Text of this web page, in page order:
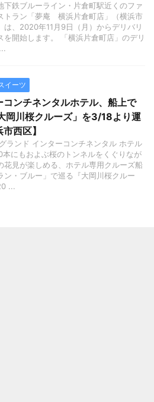
下鉄ブルーライン・片倉町駅近くのファ
トラン「夢庵 横浜片倉町店」（横浜市
は、2020年11月9日（月）からデリバリ
を開始します。 「横浜片倉町店」のデリ
イーツ
コンチネンタルホテル、船上で
岡川桜クルーズ」を3/18より運
西区】
ランド インターコンチネンタル ホテル
本にもおよぶ桜のトンネルをくぐりなが
花見が楽しめる、ホテル専用クルーズ船
ン・ブルー」で巡る『大岡川桜クルー
...